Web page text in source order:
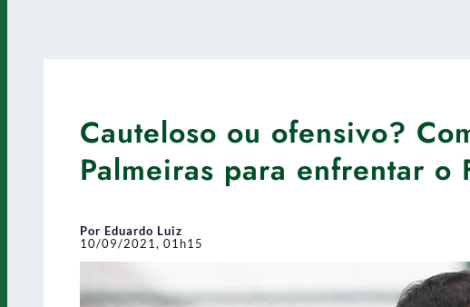
Cauteloso ou ofensivo?
Palmeiras para enfrentar o
Por Eduardo Luiz
10/09/2021, 01h15